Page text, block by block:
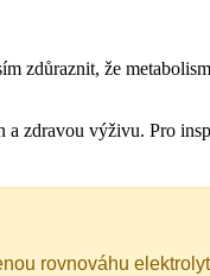
zdůraznit, že
a zdravou výživu. Pro
rovnováhu